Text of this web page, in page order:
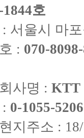
호
: 서울시 마
: 070-
사명 : KTT
0-1055-
지주소 :